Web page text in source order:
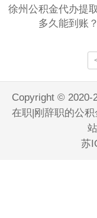
徐州公积金代办提
多久能到账？
Copyright © 2020-
在职|刚辞职的公
苏